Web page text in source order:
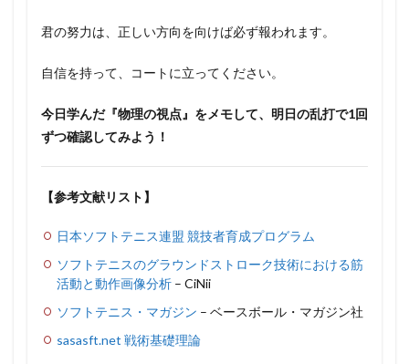
君の努力は、正しい方向を向けば必ず報われます。
自信を持って、コートに立ってください。
今日学んだ『物理の視点』をメモして、明日の乱打で1回
ずつ確認してみよう！
【参考文献リスト】
日本ソフトテニス連盟 競技者育成プログラム
ソフトテニスのグラウンドストローク技術における筋
活動と動作画像分析 – CiNii
ソフトテニス・マガジン – ベースボール・マガジン社
sasasft.net 戦術基礎理論